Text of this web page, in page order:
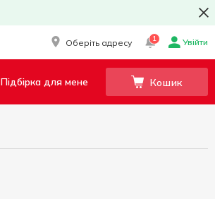
Оберіть адресу 1 Увійти
Підбірка для мене Кошик